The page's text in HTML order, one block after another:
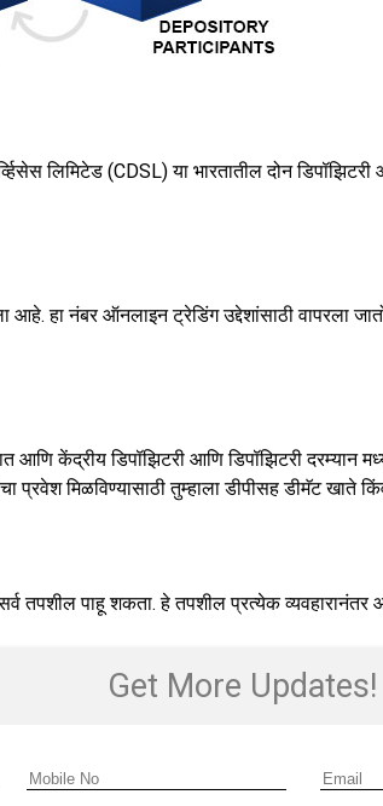
लिमिटेड (CDSL) या भारतातील दोन
हा नंबर ऑनलाइन ट्रेडिंग उद्देशांसाठी वापरला
आणि केंद्रीय डिपॉझिटरी आणि डिपॉझिटरी दरम्यान
मिळविण्यासाठी तुम्हाला डीपीसह डीमॅट खाते
सर्व तपशील पाहू शकता. हे तपशील प्रत्येक
Get More Updates!